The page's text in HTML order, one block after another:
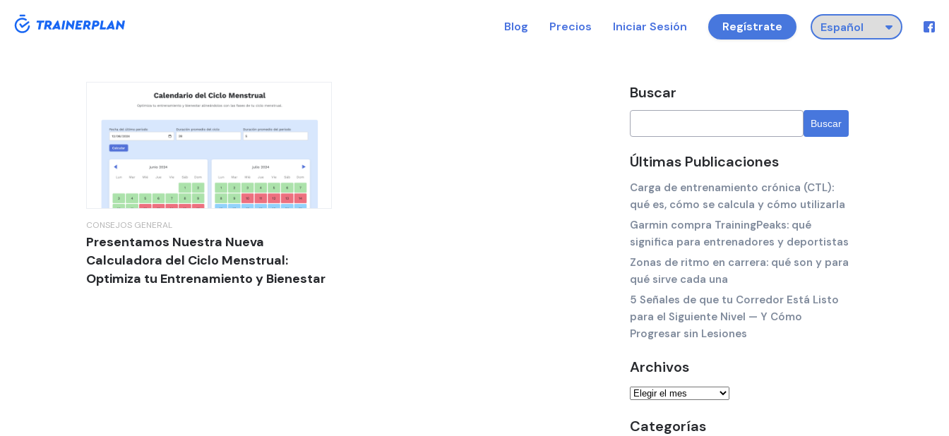
Regístrate
Iniciar Sesión
Precios
Blog
regla
CONSEJOS GENERAL
Presentamos Nuestra Nueva
Calculadora del Ciclo Menstrual:
Optimiza tu Entrenamiento y Bienestar
Buscar
Últimas Publicaciones
Carga de entrenamiento crónica (CTL):
qué es, cómo se calcula y cómo utilizarla
Garmin compra TrainingPeaks: qué
significa para entrenadores y deportistas
Zonas de ritmo en carrera: qué son y para
qué sirve cada una
5 Señales de que tu Corredor Está Listo
para el Siguiente Nivel — Y Cómo
Progresar sin Lesiones
Archivos
Categorías